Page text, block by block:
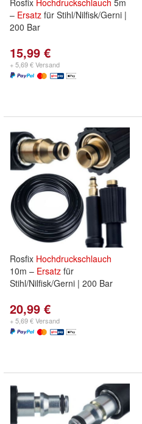
Rosfix Hochdruckschlauch 5m
– Ersatz für Stihl/Nilfisk/Gerni |
200 Bar
15,99 €
+ 5,69 € Versand
Rosfix Hochdruckschlauch
10m – Ersatz für
Stihl/Nilfisk/Gerni | 200 Bar
20,99 €
+ 5,69 € Versand